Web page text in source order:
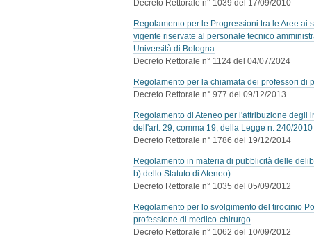
Decreto Rettorale n° 1039 del 17/09/2010
Regolamento per le Progressioni tra le Aree ai
vigente riservate al personale tecnico
Università di Bologna
Decreto Rettorale n° 1124 del 04/07/2024
Regolamento per la chiamata dei professori di
Decreto Rettorale n° 977 del 09/12/2013
Regolamento di Ateneo per l'attribuzione degli
dell'art. 29, comma 19, della Legge n. 240/2010
Decreto Rettorale n° 1786 del 19/12/2014
Regolamento in materia di pubblicità delle
b) dello Statuto di Ateneo)
Decreto Rettorale n° 1035 del 05/09/2012
Regolamento per lo svolgimento del tirocinio
professione di medico-chirurgo
Decreto Rettorale n° 1062 del 10/09/2012